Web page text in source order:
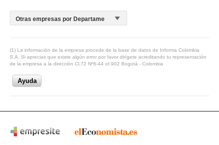
(1) La información de la empresa procede de la base de datos de Informa Colombia
S.A. Si aprecias que existe algún error por favor dirígete acreditando tu representación
de la empresa a la dirección Cl.72 Nº6-44 of.902 Bogotá - Colombia
Ayuda